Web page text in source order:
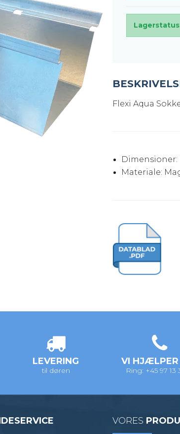
Justerbare ben
BROXOCLIP
Flexi Aqua
Dimensioner:
Materiale:
LEVERING
til døren
VI HJÆLPER
Ring: +45 97 13
VORES